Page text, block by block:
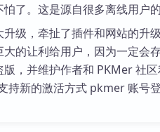
怕了。这是源自很多离线用户
级，牵扯了插件和网站的升级
大的让利给用户，因为一定会
，并维护作者和 PKMer 社区
持新的激活方式 pkmer 账号